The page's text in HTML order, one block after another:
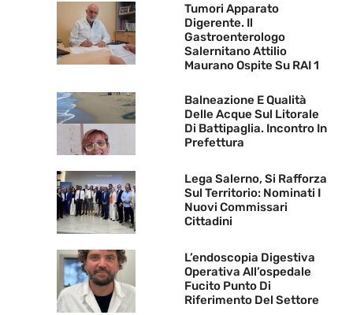
Tumori Apparato
Digerente. Il
Gastroenterologo
Salernitano Attilio
Maurano Ospite Su RAI 1
Balneazione E Qualità
Delle Acque Sul Litorale
Di Battipaglia. Incontro In
Prefettura
Lega Salerno, Si Rafforza
Sul Territorio: Nominati I
Nuovi Commissari
Cittadini
L’endoscopia Digestiva
Operativa All’ospedale
Fucito Punto Di
Riferimento Del Settore